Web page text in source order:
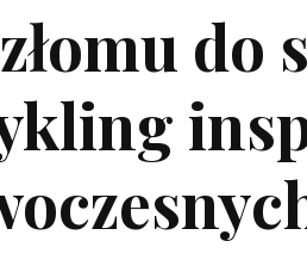
do